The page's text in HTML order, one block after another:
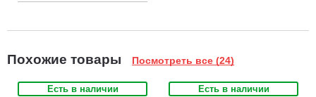
Похожие товары Посмотреть все (24)
Есть в наличии Есть в наличии